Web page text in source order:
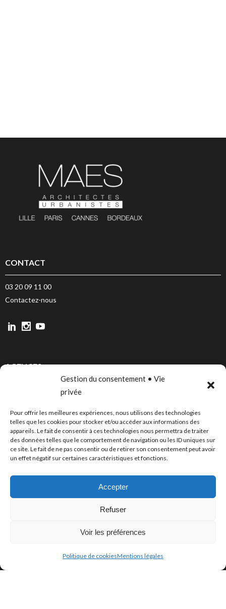
Gestion du consentement • Vie
privée
Pour offrir les meilleures expériences, nous utilisons des technologies
telles que les cookies pour stocker et/ou accéder aux informations des
appareils. Le fait de consentir à ces technologies nous permettra de traiter
des données telles que le comportement de navigation ou les ID uniques sur
ce site. Le fait de ne pas consentir ou de retirer son consentement peut avoir
un effet négatif sur certaines caractéristiques et fonctions.
Accepter
Refuser
Voir les préférences
Politique de cookiesMentions légales
CONTACT
03 20 09 11 00
Contactez-nous
AGENCES
CANNES
BORDEAUX
PUBLICATIONS